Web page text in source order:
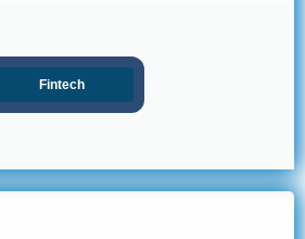
Fintech